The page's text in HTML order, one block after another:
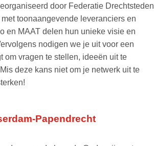
door Federatie Drechtsteden
toonaangevende leveranciers en
en MAAT delen hun unieke visie en
nodigen we je uit voor een
om vragen te stellen, ideeën uit te
deze kans niet om je netwerk uit te
Papendrecht